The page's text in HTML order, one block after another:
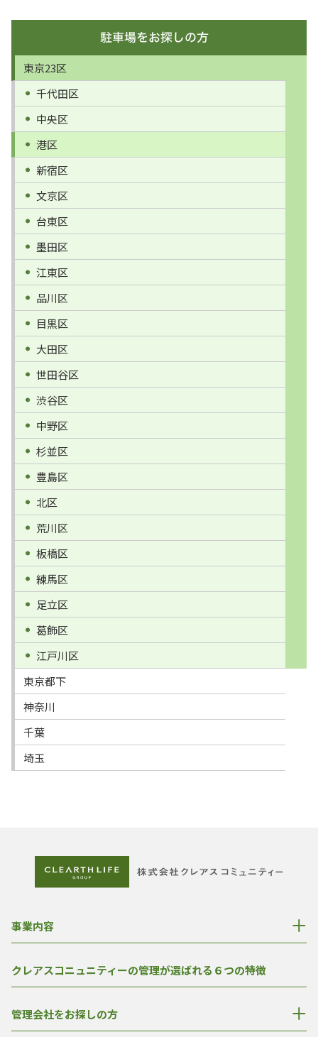
東京23区
千代田区
中央区
港区
新宿区
文京区
台東区
墨田区
江東区
品川区
目黒区
大田区
世田谷区
渋谷区
中野区
杉並区
豊島区
北区
荒川区
板橋区
練馬区
足立区
葛飾区
江戸川区
東京都下
神奈川
千葉
埼玉
事業内容
クレアスコニュニティーの管理が選ばれる６つの特徴
管理会社をお探しの方